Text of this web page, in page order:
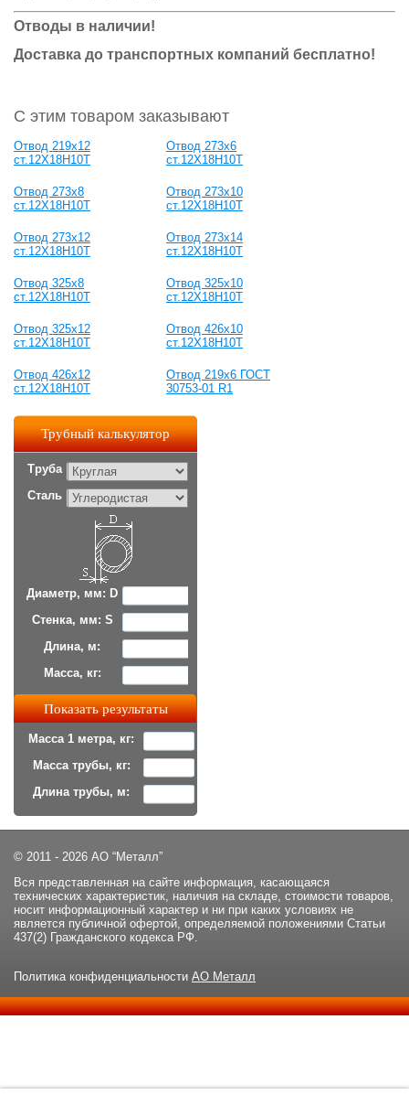
Отводы в наличии!
Доставка до транспортных компаний бесплатно!
С этим товаром заказывают
Отвод 219х12
ст.12Х18Н10Т
Отвод 273х6
ст.12Х18Н10Т
Отвод 273х8
ст.12Х18Н10Т
Отвод 273х10
ст.12Х18Н10Т
Отвод 273х12
ст.12Х18Н10Т
Отвод 273х14
ст.12Х18Н10Т
Отвод 325х8
ст.12Х18Н10Т
Отвод 325х10
ст.12Х18Н10Т
Отвод 325х12
ст.12Х18Н10Т
Отвод 426х10
ст.12Х18Н10Т
Отвод 426х12
ст.12Х18Н10Т
Отвод 219х6 ГОСТ
30753-01 R1
Трубный калькулятор
Труба
Сталь
Диаметр, мм: D
Стенка, мм: S
Длина, м:
Масса, кг:
Масса 1 метра, кг:
Масса трубы, кг:
Длина трубы, м:
© 2011 - 2026 АО “Металл”
Вся представленная на сайте информация, касающаяся
технических характеристик, наличия на складе, стоимости товаров,
носит информационный характер и ни при каких условиях не
является публичной офертой, определяемой положениями Статьи
437(2) Гражданского кодекса РФ.
Политика конфиденциальности АО Металл